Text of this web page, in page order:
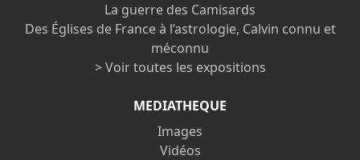
La guerre des Camisards
Des Églises de France à l’astrologie, Calvin connu et
méconnu
> Voir toutes les expositions
MEDIATHEQUE
Images
Vidéos